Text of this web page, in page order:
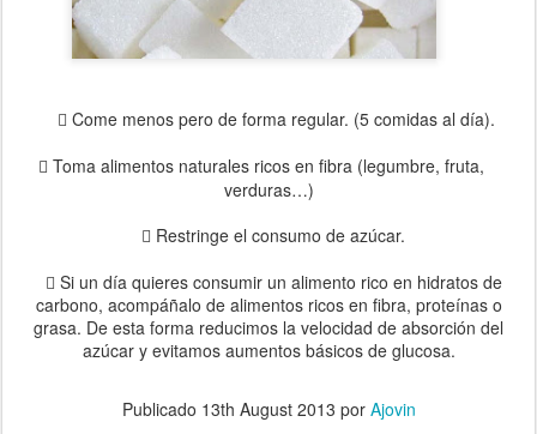
 Come menos pero de forma regular. (5 comidas al día).
 Toma alimentos naturales ricos en fibra (legumbre, fruta,
verduras…)
 Restringe el consumo de azúcar.
 Si un día quieres consumir un alimento rico en hidratos de
carbono, acompáñalo de alimentos ricos en fibra, proteínas o
grasa. De esta forma reducimos la velocidad de absorción del
azúcar y evitamos aumentos básicos de glucosa.
Publicado 13th August 2013 por Ajovin